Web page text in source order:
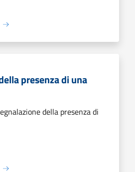
presenza di una
della presenza di